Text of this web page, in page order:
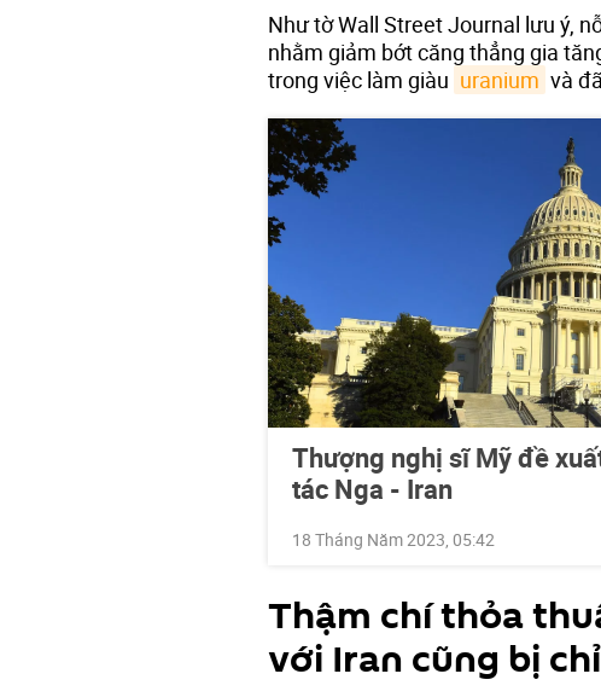
Như tờ Wall Street Journal lưu ý,
nhằm giảm bớt căng thẳng gia
trong việc làm giàu uranium và
Thượng nghị sĩ Mỹ đề
tác Nga - Iran
18 Tháng Năm 2023, 05:42
Thậm chí thỏa
với Iran cũng bị